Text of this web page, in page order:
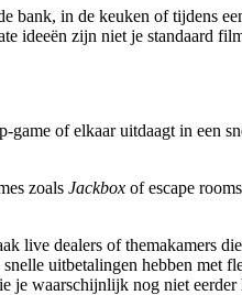
ideeën zijn niet je standaard
game of elkaar uitdaagt in een
zoals Jackbox of escape
live dealers of themakamers
snelle uitbetalingen hebben met
je waarschijnlijk nog niet eerder